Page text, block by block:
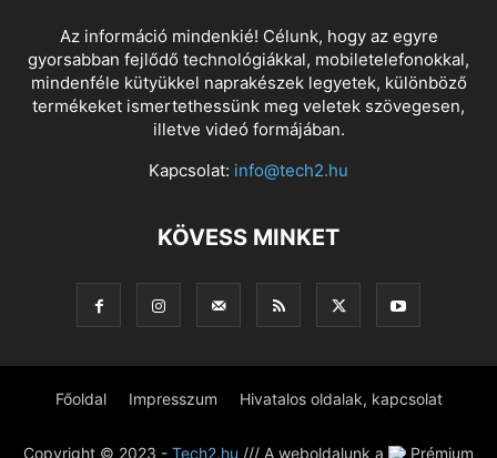
Az információ mindenkié! Célunk, hogy az egyre
gyorsabban fejlődő technológiákkal, mobiletelefonokkal,
mindenféle kütyükkel naprakészek legyetek, különböző
termékeket ismertethessünk meg veletek szövegesen,
illetve videó formájában.
Kapcsolat: info@tech2.hu
KÖVESS MINKET
Főoldal Impresszum Hivatalos oldalak, kapcsolat
Copyright © 2023 - Tech2.hu /// A weboldalunk a Prémium